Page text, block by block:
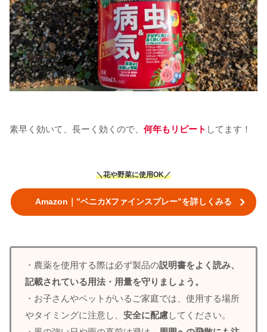
素早く効いて、長ーく効くので、 何年もリピート してます！
＼花や野菜に使用OK／
Amazon｜”ベニカXファインスプレー”を詳しくみる
・農薬を使用する際は必ず製品の説明書をよく読み、
記載されている用法・用量を守りましょう。
・お子さんやペットがいるご家庭では、使用する場所
やタイミングに注意し、 安全に配慮してください。